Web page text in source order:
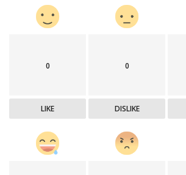
0
LIKE
0
DISLIKE